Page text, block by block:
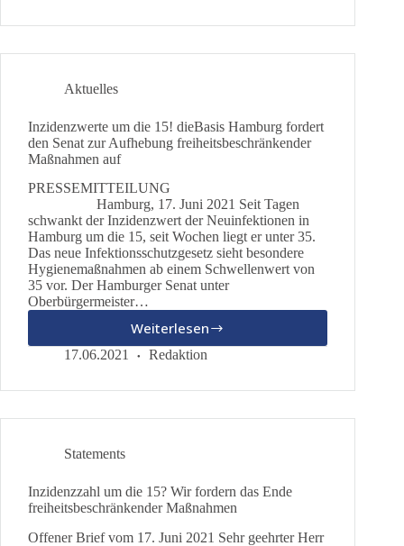
Kinder
Aktuelles
Inzidenzwerte um die 15! dieBasis Hamburg fordert
den Senat zur Aufhebung freiheitsbeschränkender
Maßnahmen auf
PRESSEMITTEILUNG
Hamburg, 17. Juni 2021 Seit Tagen
schwankt der Inzidenzwert der Neuinfektionen in
Hamburg um die 15, seit Wochen liegt er unter 35.
Das neue Infektionsschutzgesetz sieht besondere
Hygienemaßnahmen ab einem Schwellenwert von
35 vor. Der Hamburger Senat unter
Oberbürgermeister…
WeiterlesenInzidenzwerte
um
15!
zur
Aufhebung
freiheitsbeschränkender
17.06.2021 Redaktion
Statements
Inzidenzzahl um die 15? Wir fordern das Ende
freiheitsbeschränkender Maßnahmen
Offener Brief vom 17. Juni 2021 Sehr geehrter Herr